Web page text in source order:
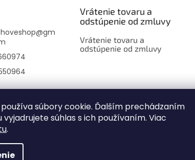
súbory cookie. Ďalším prechádzaním
súhlas s ich používaním. Viac
.
@gm
Vrátenie tovaru a
odstúpenie od zmluvy
Vrátenie tovaru a
odstúpenie od zmluvy